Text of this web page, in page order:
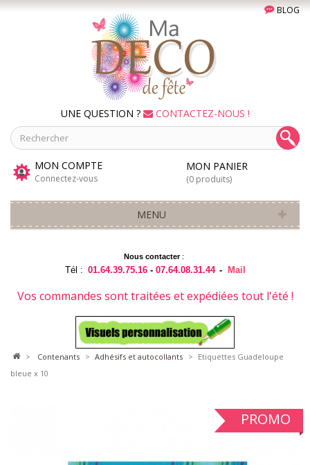
BLOG
UNE QUESTION ? CONTACTEZ-NOUS !
MON COMPTE
Connectez-vous
MON PANIER
(0 produits)
MENU
Nous contacter:
Tél : 01.64.39.75.16 -07.64.08.31.44 - Mail
Vos commandes sont traitées et expédiées tout l'été !
> contenants > adhésifs et autocollants > Etiquettes Guadeloupe
bleue x 10
PROMO